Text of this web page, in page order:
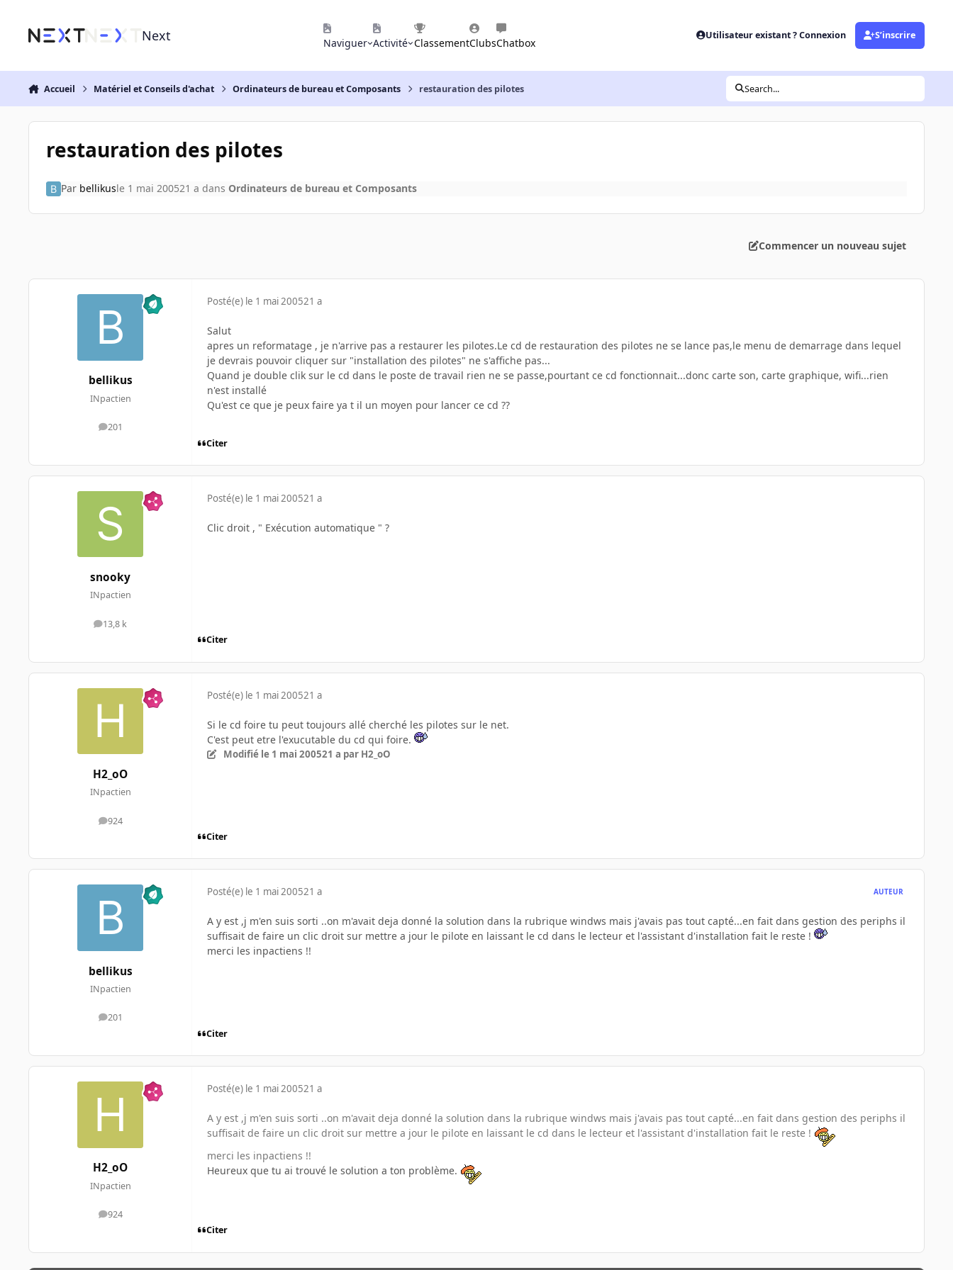
Next Naviguer Activité ClassementClubsChatbox
Utilisateur existant ? Connexion S’inscrire
Accueil Matériel et Conseils d'achat Ordinateurs de bureau et Composants restauration des pilotes Search...
restauration des pilotes
Par bellikusle 1 mai 200521 a dans Ordinateurs de bureau et Composants
Commencer un nouveau sujet
bellikus
INpactien
201
messages
Posté(e) le 1 mai 200521 a
Salut
apres un reformatage , je n'arrive pas a restaurer les pilotes.Le cd de restauration des pilotes ne se lance pas,le menu de demarrage dans lequel
je devrais pouvoir cliquer sur "installation des pilotes" ne s'affiche pas...
Quand je double clik sur le cd dans le poste de travail rien ne se passe,pourtant ce cd fonctionnait...donc carte son, carte graphique, wifi...rien
n'est installé
Qu'est ce que je peux faire ya t il un moyen pour lancer ce cd ??
Citer
snooky
INpactien
13,8 k
messages
Posté(e) le 1 mai 200521 a
Clic droit , " Exécution automatique " ?
Citer
H2_oO
INpactien
924
messages
Posté(e) le 1 mai 200521 a
Si le cd foire tu peut toujours allé cherché les pilotes sur le net.
C'est peut etre l'exucutable du cd qui foire.
Modifié le 1 mai 200521 a par H2_oO
Citer
bellikus
INpactien
201
messages
Posté(e) le 1 mai 200521 a AUTEUR
A y est ,j m'en suis sorti ..on m'avait deja donné la solution dans la rubrique windws mais j'avais pas tout capté...en fait dans gestion des periphs il
suffisait de faire un clic droit sur mettre a jour le pilote en laissant le cd dans le lecteur et l'assistant d'installation fait le reste !
merci les inpactiens !!
Citer
H2_oO
INpactien
924
messages
Posté(e) le 1 mai 200521 a
A y est ,j m'en suis sorti ..on m'avait deja donné la solution dans la rubrique windws mais j'avais pas tout capté...en fait dans gestion des periphs il
suffisait de faire un clic droit sur mettre a jour le pilote en laissant le cd dans le lecteur et l'assistant d'installation fait le reste !
merci les inpactiens !!
Heureux que tu ai trouvé le solution a ton problème.
Citer